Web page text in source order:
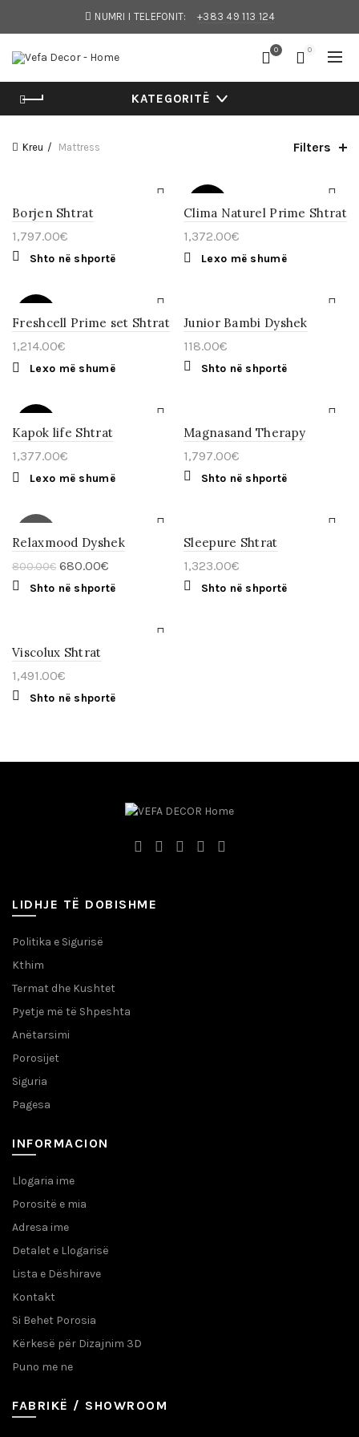
NUMRI I TELEFONIT: +383 49 113 124
0 0
KATEGORITË
Kreu Mattress Filters
Borjen Shtrat
1,797.00€
Shto në shportë
SHITUR
Clima Naturel Prime Shtrat
1,372.00€
Lexo më shumë
SHITUR
Freshcell Prime set Shtrat
1,214.00€
Lexo më shumë
Junior Bambi Dyshek
118.00€
Shto në shportë
SHITUR
Kapok life Shtrat
1,377.00€
Lexo më shumë
Magnasand Therapy
1,797.00€
Shto në shportë
Relaxmood Dyshek
800.00€ Original
price
was:
680.00€
price
is:
Shto në shportë
Sleepure Shtrat
1,323.00€
Shto në shportë
Viscolux Shtrat
1,491.00€
Shto në shportë
LIDHJE TË DOBISHME
Politika e Sigurisë
Kthim
Termat dhe Kushtet
Pyetje më të Shpeshta
Anëtarsimi
Porosijet
Siguria
Pagesa
INFORMACION
Llogaria ime
Porositë e mia
Adresa ime
Detalet e Llogarisë
Lista e Dëshirave
Kontakt
Si Behet Porosia
Kërkesë për Dizajnim 3D
Puno me ne
FABRIKË / SHOWROOM